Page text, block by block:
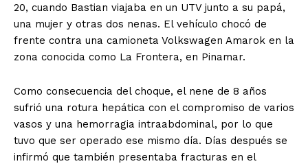
20, cuando Bastian viajaba en un UTV junto a su papá,
una mujer y otras dos nenas. El vehículo chocó de
frente contra una camioneta Volkswagen Amarok en la
zona conocida como La Frontera, en Pinamar.
Como consecuencia del choque, el nene de 8 años
sufrió una rotura hepática con el compromiso de varios
vasos y una hemorragia intraabdominal, por lo que
tuvo que ser operado ese mismo día. Días después se
infirmó que también presentaba fracturas en el